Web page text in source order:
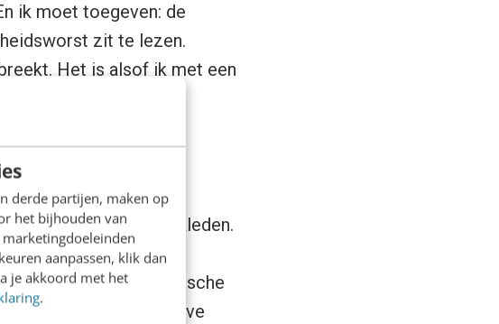
derde partijen, maken op
het bijhouden van
aanpassen, klik dan
je akkoord met het
.
ik moet toegeven: de
zit te lezen.
Het is alsof ik met een
functie die je wil bekleden.
traditionele brief
na: een rasoptimistische
communicatieve